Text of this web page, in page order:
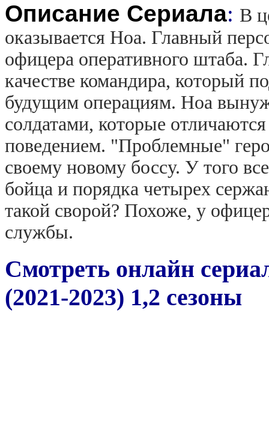
Описание Сериала: В
оказывается Ноа. Главный
офицера оперативного штаба.
качестве командира, который
будущим операциям. Ноа
солдатами, которые
поведением. "Проблемные"
своему новому боссу. У того
бойца и порядка четырех
такой сворой? Похоже, у
службы.
Смотреть онлайн
(2021-2023) 1,2 сезоны